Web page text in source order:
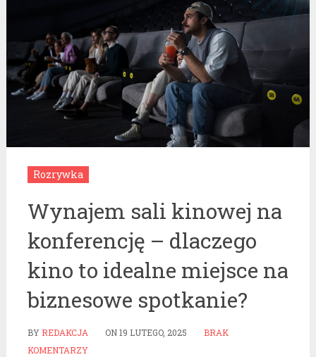
Rozrywka
Wynajem sali kinowej na
konferencję – dlaczego
kino to idealne miejsce na
biznesowe spotkanie?
BY REDAKCJA ON19 LUTEGO, 2025
BRAK
KOMENTARZY